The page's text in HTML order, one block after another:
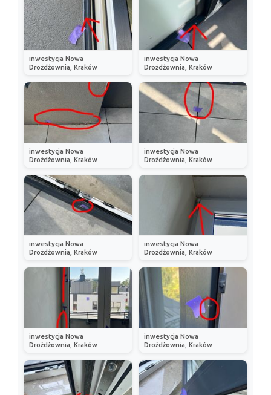
inwestycja Nowa
Drożdżownia, Kraków
inwestycja Nowa
Drożdżownia, Kraków
inwestycja Nowa
Drożdżownia, Kraków
inwestycja Nowa
Drożdżownia, Kraków
inwestycja Nowa
Drożdżownia, Kraków
inwestycja Nowa
Drożdżownia, Kraków
inwestycja Nowa
Drożdżownia, Kraków
inwestycja Nowa
Drożdżownia, Kraków